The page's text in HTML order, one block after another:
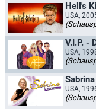
Hell's
USA,
V.I.P. -
USA,
USA,